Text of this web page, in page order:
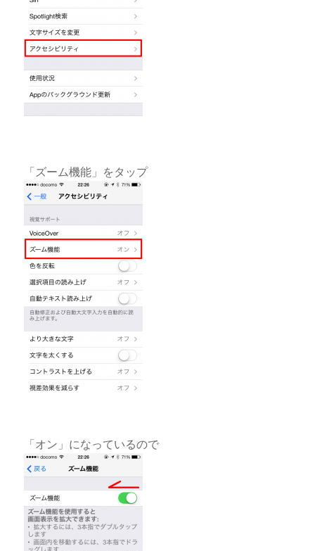
「ズーム機能」をタップ
「オン」になっているので